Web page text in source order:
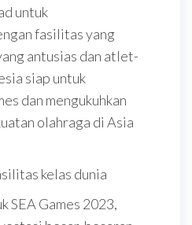
untuk
fasilitas yang
antusias dan atlet-
siap untuk
dan mengukuhkan
olahraga di Asia
kelas dunia
SEA Games 2023,